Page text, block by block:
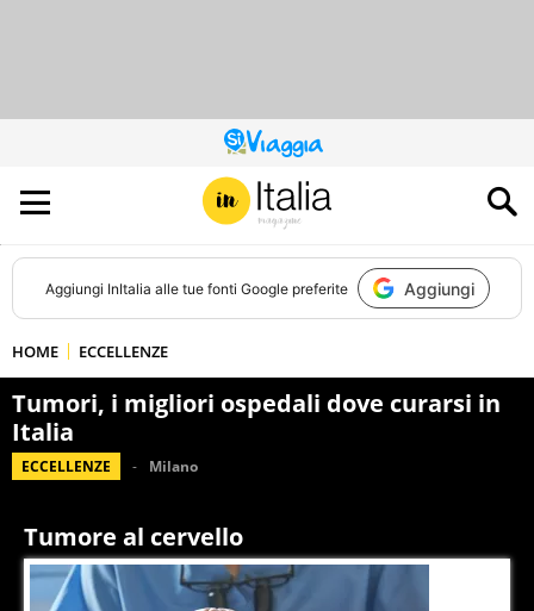
QUESTO
SITO
CONTRIBUISCE
ALL’AUDIENCE
DI
Aggiungi InItalia alle tue fonti Google preferite Aggiungi
HOME ECCELLENZE
Tumori, i migliori ospedali dove curarsi in
Italia
ECCELLENZE Milano
Tumore al cervello